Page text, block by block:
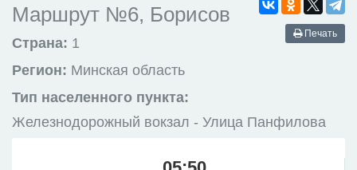
Печать
Маршрут №6, Борисов
Страна: 1
Регион: Минская область
Тип населенного пункта:
Железнодорожный вокзал - Улица Панфилова